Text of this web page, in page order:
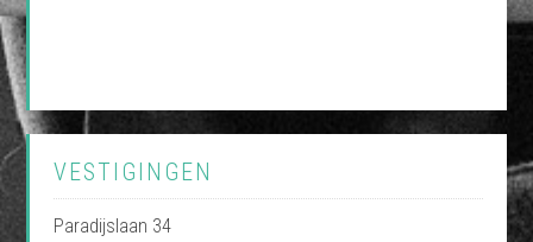
VESTIGINGEN
Paradijslaan 34